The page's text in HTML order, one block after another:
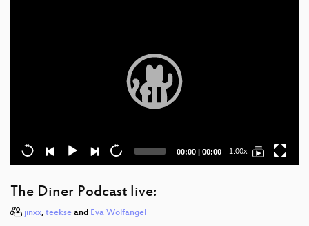
Current
00:00 | Total
00:00 1.00x
The Diner Podcast live:
jinxx, teekse and Eva Wolfangel